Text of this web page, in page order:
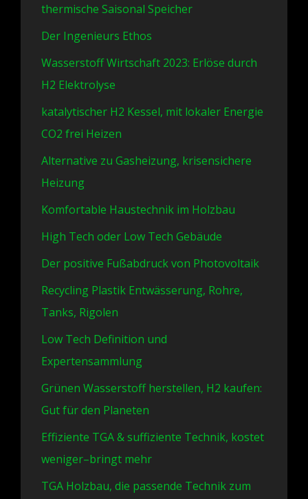
thermische Saisonal Speicher
Der Ingenieurs Ethos
Wasserstoff Wirtschaft 2023: Erlöse durch
H2 Elektrolyse
katalytischer H2 Kessel, mit lokaler Energie
CO2 frei Heizen
Alternative zu Gasheizung, krisensichere
Heizung
Komfortable Haustechnik im Holzbau
High Tech oder Low Tech Gebäude
Der positive Fußabdruck von Photovoltaik
Recycling Plastik Entwässerung, Rohre,
Tanks, Rigolen
Low Tech Definition und
Expertensammlung
Grünen Wasserstoff herstellen, H2 kaufen:
Gut für den Planeten
Effiziente TGA & suffiziente Technik, kostet
weniger–bringt mehr
TGA Holzbau, die passende Technik zum